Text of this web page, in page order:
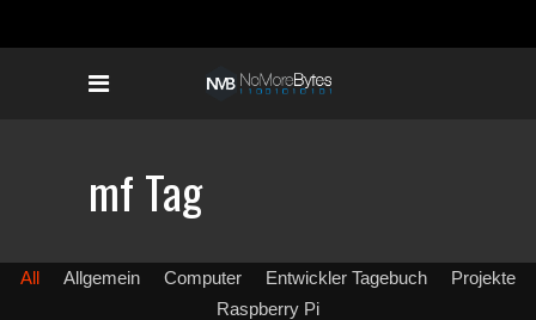
mf Tag
All Allgemein Computer Entwickler Tagebuch
Projekte
Raspberry Pi